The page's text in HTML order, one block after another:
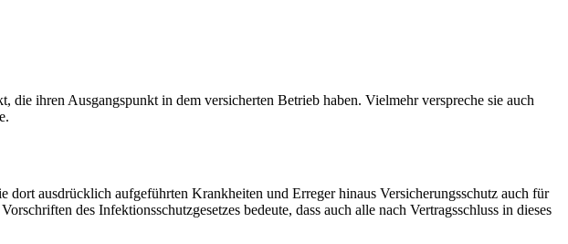
ihren Ausgangspunkt in dem versicherten Betrieb haben. Vielmehr verspreche sie auch
ausdrücklich aufgeführten Krankheiten und Erreger hinaus Versicherungsschutz auch für
des Infektionsschutzgesetzes bedeute, dass auch alle nach Vertragsschluss in dieses